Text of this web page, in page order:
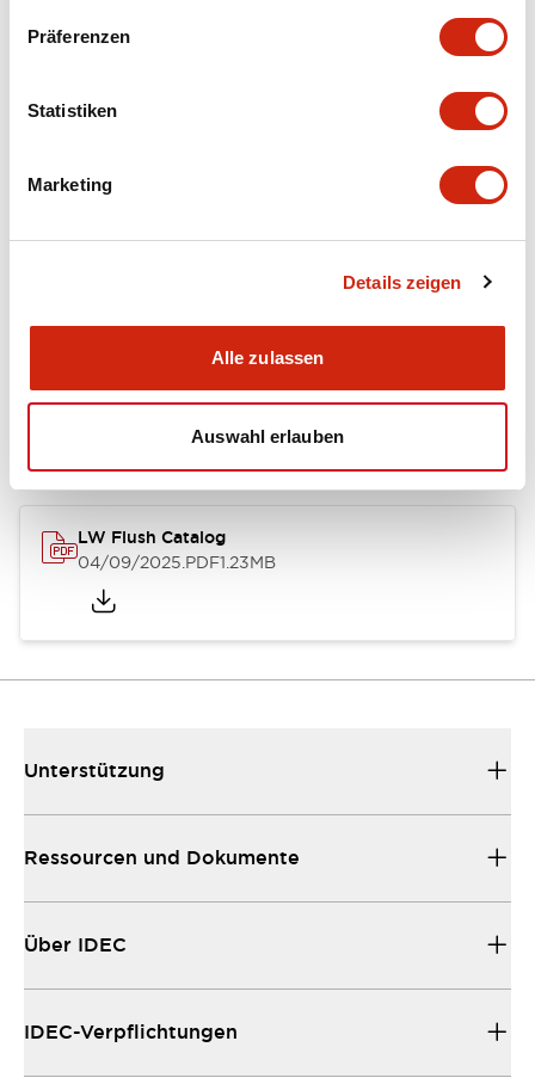
Präferenzen
Statistiken
Marketing
Details zeigen
Alle zulassen
Auswahl erlauben
portion)
Dokumente und Dateien
Kataloge & Broschüren Genehmigungen & Standards
LW Flush Catalog
04/09/2025.PDF1.23MB
Unterstützung
Ressourcen und Dokumente
Über IDEC
IDEC-Verpflichtungen